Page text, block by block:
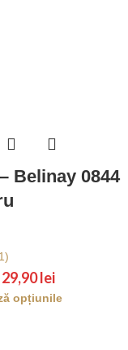
Belinay 0844
29,90lei
opțiunile